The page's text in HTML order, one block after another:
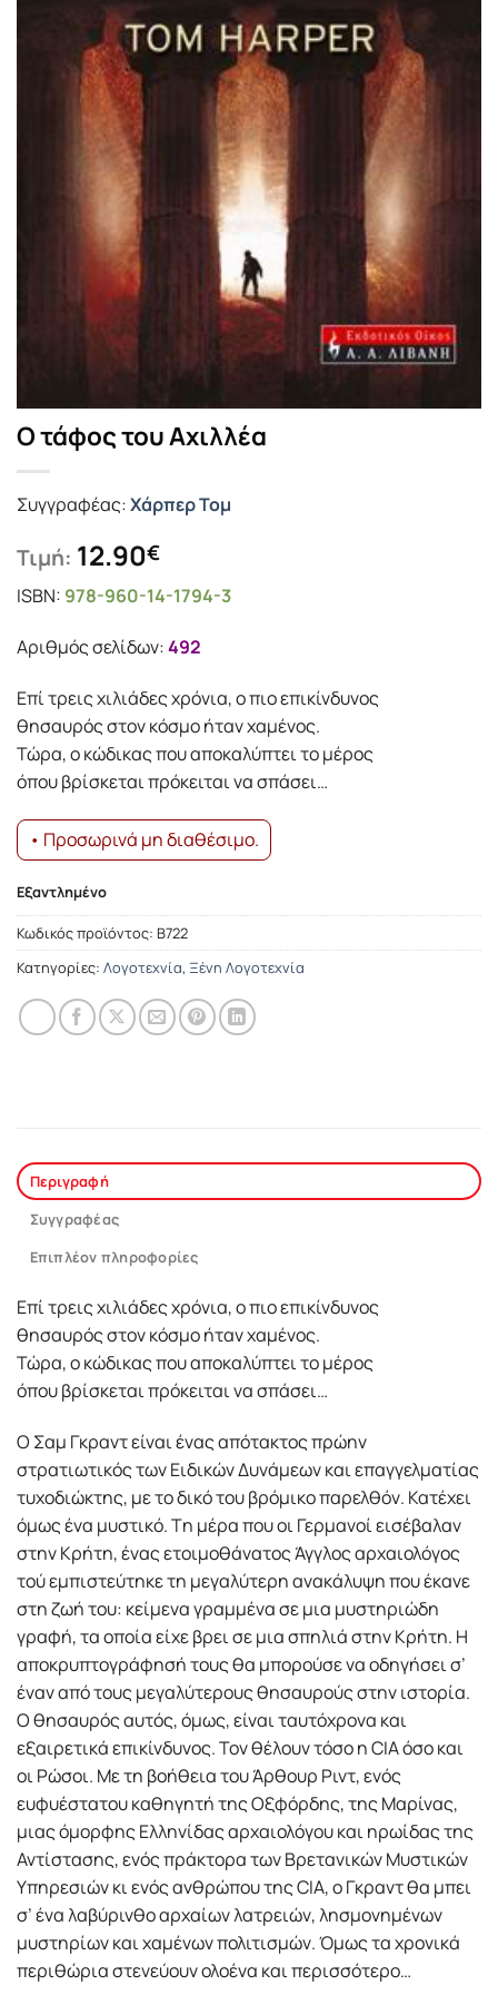
Ο τάφος του Αχιλλέα
Συγγραφέας:Χάρπερ Τομ
Τιμή: 12.90€
ISBN: 978-960-14-1794-3
Αριθμός σελίδων:492
Eπί τρεις χιλιάδες χρόνια, ο πιο επικίνδυνος
θησαυρός στον κόσμο ήταν χαμένος.
Τώρα, ο κώδικας που αποκαλύπτει το μέρος
όπου βρίσκεται πρόκειται να σπάσει…
• Προσωρινά μη διαθέσιμο.
Εξαντλημένο
Κωδικός προϊόντος: Β722
Κατηγορίες: Λογοτεχνία, Ξένη Λογοτεχνία
Περιγραφή
Συγγραφέας
Επιπλέον πληροφορίες
Eπί τρεις χιλιάδες χρόνια, ο πιο επικίνδυνος
θησαυρός στον κόσμο ήταν χαμένος.
Τώρα, ο κώδικας που αποκαλύπτει το μέρος
όπου βρίσκεται πρόκειται να σπάσει…
Ο Σαμ Γκραντ είναι ένας απότακτος πρώην
στρατιωτικός των Ειδικών Δυνάμεων και επαγγελματίας
τυχοδιώκτης, με το δικό του βρόμικο παρελθόν. Κατέχει
όμως ένα μυστικό. Tη μέρα που οι Γερμανοί εισέβαλαν
στην Κρήτη, ένας ετοιμοθάνατος Άγγλος αρχαιολόγος
τού εμπιστεύτηκε τη μεγαλύτερη ανακάλυψη που έκανε
στη ζωή του: κείμενα γραμμένα σε μια μυστηριώδη
γραφή, τα οποία είχε βρει σε μια σπηλιά στην Κρήτη. Η
αποκρυπτογράφησή τους θα μπορούσε να οδηγήσει σ’
έναν από τους μεγαλύτερους θησαυρούς στην ιστορία.
Ο θησαυρός αυτός, όμως, είναι ταυτόχρονα και
εξαιρετικά επικίνδυνος. Τον θέλουν τόσο η CIA όσο και
οι Ρώσοι. Με τη βοήθεια του Άρθουρ Ριντ, ενός
ευφυέστατου καθηγητή της Οξφόρδης, της Μαρίνας,
μιας όμορφης Ελληνίδας αρχαιολόγου και ηρωίδας της
Αντίστασης, ενός πράκτορα των Βρετανικών Μυστικών
Υπηρεσιών κι ενός ανθρώπου της CIA, ο Γκραντ θα μπει
σ’ ένα λαβύρινθο αρχαίων λατρειών, λησμονημένων
μυστηρίων και χαμένων πολιτισμών. Όμως τα χρονικά
περιθώρια στενεύουν ολοένα και περισσότερο…